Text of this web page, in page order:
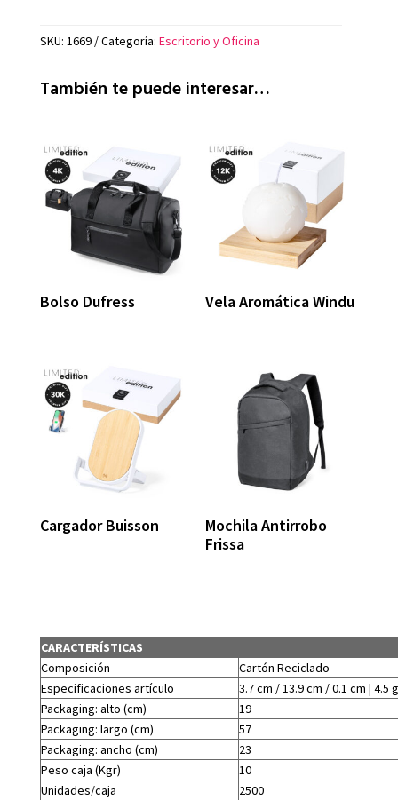
SKU: 1669 Categoría: Escritorio y Oficina
También te puede interesar…
Bolso Dufress Vela Aromática Windu
Cargador Buisson
Mochila Antirrobo
Frissa
CARACTERÍSTICAS
Composición
Cartón Reciclado
Especificaciones artículo
3.7 cm / 13.9 cm / 0.1 cm | 4.5
Packaging: alto (cm)
19
Packaging: largo (cm)
57
Packaging: ancho (cm)
23
Peso caja (Kgr)
10
Unidades/caja
2500